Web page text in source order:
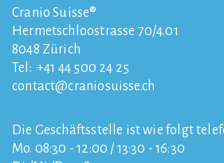
Cranio Suisse®
Hermetschloostrasse 70/4.01
8048 Zürich
Tel: +41 44 500 24 25
contact
craniosuisse.ch
Die Geschäftsstelle ist wie folgt
Mo. 08:30 - 12:00 / 13:30 - 16:30